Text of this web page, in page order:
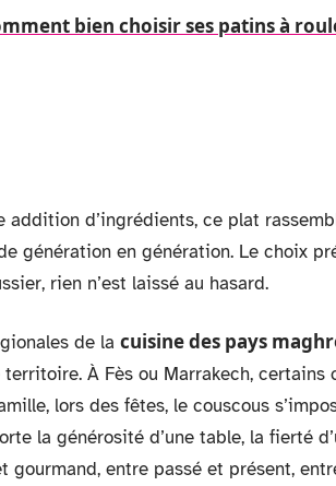
bien choisir ses patins à
addition d’ingrédients, ce plat
génération en génération. Le choix
rien n’est laissé au hasard.
de la cuisine des pays
À Fès ou Marrakech,
lors des fêtes, le couscous
la générosité d’une table, la fierté
gourmand, entre passé et présent,